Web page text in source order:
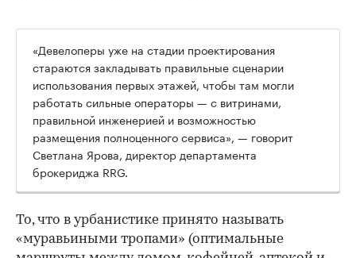
00:00
«Девелоперы уже на стадии проектирования
стараются закладывать правильные сценарии
использования первых этажей, чтобы там могли
работать сильные операторы — с витринами,
правильной инженерией и возможностью
размещения полноценного сервиса», — говорит
Светлана Ярова, директор департамента
брокериджа RRG.
То, что в урбанистике принято называть
«муравьиными тропами» (оптимальные